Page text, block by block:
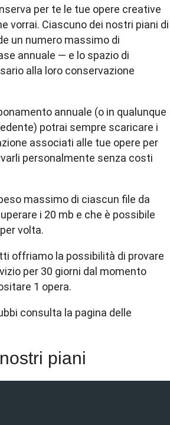
per te le tue opere creative
vorrai. Ciascuno dei nostri piani di
un numero massimo di
annuale — e lo spazio di
alla loro conservazione
annuale (o in qualunque
potrai sempre scaricare i
associati alle tue opere per
personalmente senza costi
massimo di ciascun file da
i 20 mb e che è possibile
volta.
offriamo la possibilità di provare
per 30 giorni dal momento
1 opera.
consulta la pagina delle
piani